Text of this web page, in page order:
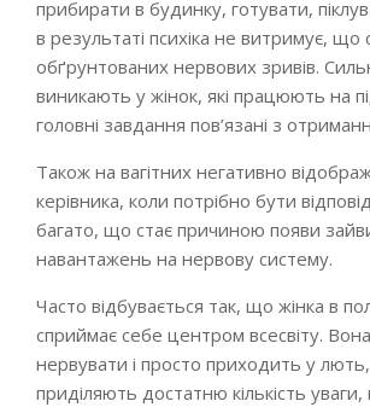
прибирати в будинку, готувати,
в результаті психіка не витримує,
обґрунтованих нервових зривів.
виникають у жінок, які працюють на
головні завдання пов’язані з
Також на вагітних негативно
керівника, коли потрібно бути
багато, що стає причиною появи
навантажень на нервову систему.
Часто відбувається так, що жінка в
сприймає себе центром всесвіту.
нервувати і просто приходить у
приділяють достатню кількість